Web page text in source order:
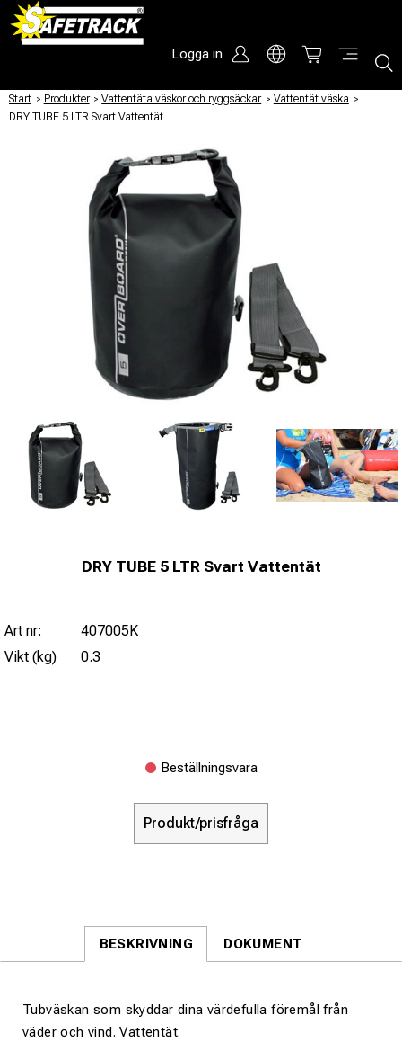
Logga in
Start / Produkter / Vattentäta väskor och ryggsäckar / Vattentät väska /
DRY TUBE 5 LTR Svart Vattentät
DRY TUBE 5 LTR Svart Vattentät
Art nr:
407005K
Vikt (kg)
0.3
Beställningsvara
Produkt/prisfråga
BESKRIVNING DOKUMENT
Tubväskan som skyddar dina värdefulla föremål från
väder och vind. Vattentät.